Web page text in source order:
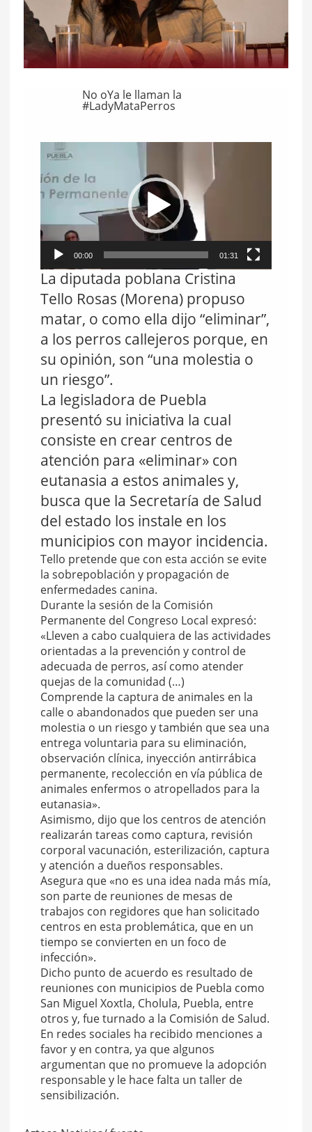
No oYa le llaman la
#LadyMataPerros
R
r
o
d
c
t
d
e
v
d
e
o
00:00 01:31
La diputada poblana Cristina
Tello Rosas (Morena) propuso
matar, o como ella dijo “eliminar”,
a los perros callejeros porque, en
su opinión, son “una molestia o
un riesgo”.
La legisladora de Puebla
presentó su iniciativa la cual
consiste en crear centros de
atención para «eliminar» con
eutanasia a estos animales y,
busca que la Secretaría de Salud
del estado los instale en los
municipios con mayor incidencia.
Tello pretende que con esta acción se evite
la sobrepoblación y propagación de
enfermedades canina.
Durante la sesión de la Comisión
Permanente del Congreso Local expresó:
«Lleven a cabo cualquiera de las actividades
orientadas a la prevención y control de
adecuada de perros, así como atender
quejas de la comunidad (…)
Comprende la captura de animales en la
calle o abandonados que pueden ser una
molestia o un riesgo y también que sea una
entrega voluntaria para su eliminación,
observación clínica, inyección antirrábica
permanente, recolección en vía pública de
animales enfermos o atropellados para la
eutanasia».
Asimismo, dijo que los centros de atención
realizarán tareas como captura, revisión
corporal vacunación, esterilización, captura
y atención a dueños responsables.
Asegura que «no es una idea nada más mía,
son parte de reuniones de mesas de
trabajos con regidores que han solicitado
centros en esta problemática, que en un
tiempo se convierten en un foco de
infección».
Dicho punto de acuerdo es resultado de
reuniones con municipios de Puebla como
San Miguel Xoxtla, Cholula, Puebla, entre
otros y, fue turnado a la Comisión de Salud.
En redes sociales ha recibido menciones a
favor y en contra, ya que algunos
argumentan que no promueve la adopción
responsable y le hace falta un taller de
sensibilización.